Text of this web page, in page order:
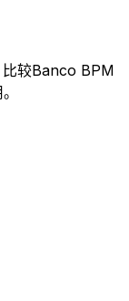
较Banco BPM